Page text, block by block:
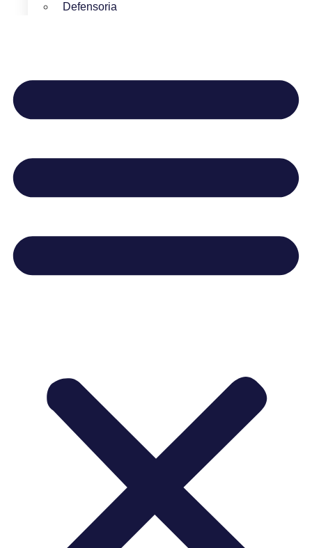
Defensoria